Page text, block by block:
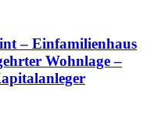
– Einfamilienhaus
Wohnlage –